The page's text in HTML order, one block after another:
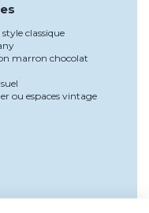
classique
marron chocolat
ou espaces vintage